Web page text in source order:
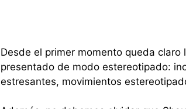
Desde el primer momento queda
presentado de modo estereotipado:
estresantes, movimientos